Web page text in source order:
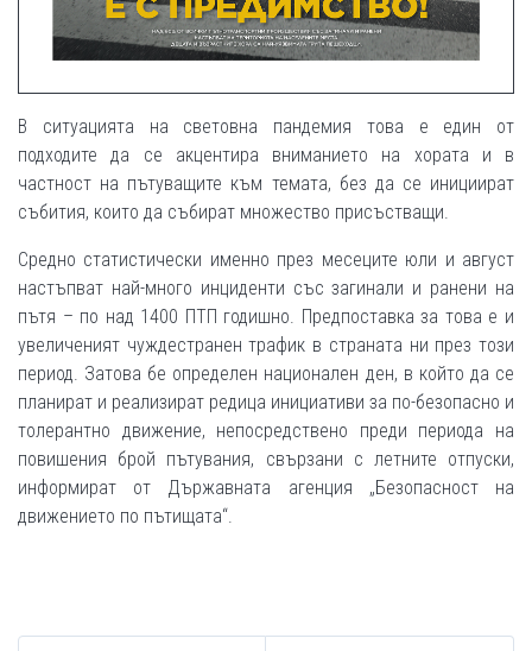
В ситуацията на световна пандемия това е един от
подходите да се акцентира вниманието на хората и в
частност на пътуващите към темата, без да се инициират
събития, които да събират множество присъстващи.
Средно статистически именно през месеците юли и август
настъпват най-много инциденти със загинали и ранени на
пътя – по над 1400 ПТП годишно. Предпоставка за това е и
увеличеният чуждестранен трафик в страната ни през този
период. Затова бе определен национален ден, в който да се
планират и реализират редица инициативи за по-безопасно и
толерантно движение, непосредствено преди периода на
повишения брой пътувания, свързани с летните отпуски,
информират от Държавната агенция „Безопасност на
движението по пътищата“.